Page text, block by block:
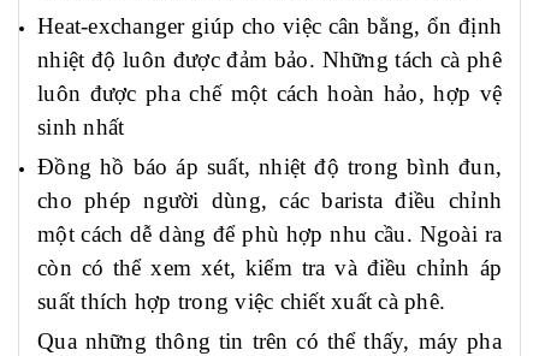
Heat-exchanger giúp cho việc cân bằng, ổn định
nhiệt độ luôn được đảm bảo. Những tách cà phê
luôn được pha chế một cách hoàn hảo, hợp vệ
sinh nhất
Đồng hồ báo áp suất, nhiệt độ trong bình đun,
cho phép người dùng, các barista điều chỉnh
một cách dễ dàng để phù hợp nhu cầu. Ngoài ra
còn có thể xem xét, kiểm tra và điều chỉnh áp
suất thích hợp trong việc chiết xuất cà phê.
Qua những thông tin trên có thể thấy, máy pha